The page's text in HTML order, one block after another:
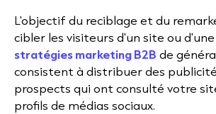
L'objectif du reciblage et du
cibler les visiteurs d'un site ou
stratégies marketing B2B de
consistent à distribuer des
prospects qui ont consulté votre
profils de médias sociaux.